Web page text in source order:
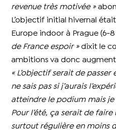
revenue très motivée »
L’objectif initial hivernal
Europe indoor à Prague (6-8
de France espoir »dixit le
ambitions va donc
« L’objectif serait de passer
ne sais pas si j’aurais
atteindre le podium mais je
Pour l’été, ça serait de faire
surtout régulière en moins